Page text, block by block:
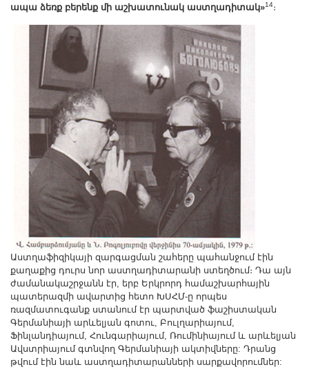
ապա ձեռք բերենք մի աշխատունակ աստղադիտակ»14։
Աստղաֆիզիկայի զարգացման շահերը պահանջում էին
քաղաքից դուրս նոր աստղադիտարանի ստեղծում։ Դա այն
ժամանակաշրջանն էր, երբ Երկրորդ համաշխարհային
պատերազմի ավարտից հետո ԽՍՀՄ-ը որպես
ռազմատուգանք ստանում էր պարտված ֆաշիստական
Գերմանիայի արևելյան գոտու, Բուլղարիայում,
Ֆինլանդիայում, Հունգարիայում, Ռումինիայում և արևելյան
Ավստրիայում գտնվող Գերմանիայի ակտիվները: Դրանց
թվում էին նաև աստղադիտարանների սարքավորումներ: